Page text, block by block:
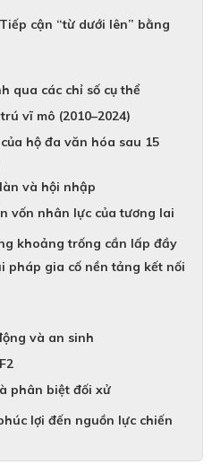
cận “từ dưới lên” bằng
qua các chỉ số cụ thể
vĩ mô (2010–2024)
hộ đa văn hóa sau 15
và hội nhập
vốn nhân lực của tương lai
khoảng trống cần lấp đầy
pháp gia cố nền tảng kết nối
và an sinh
phân biệt đối xử
lợi đến nguồn lực chiến